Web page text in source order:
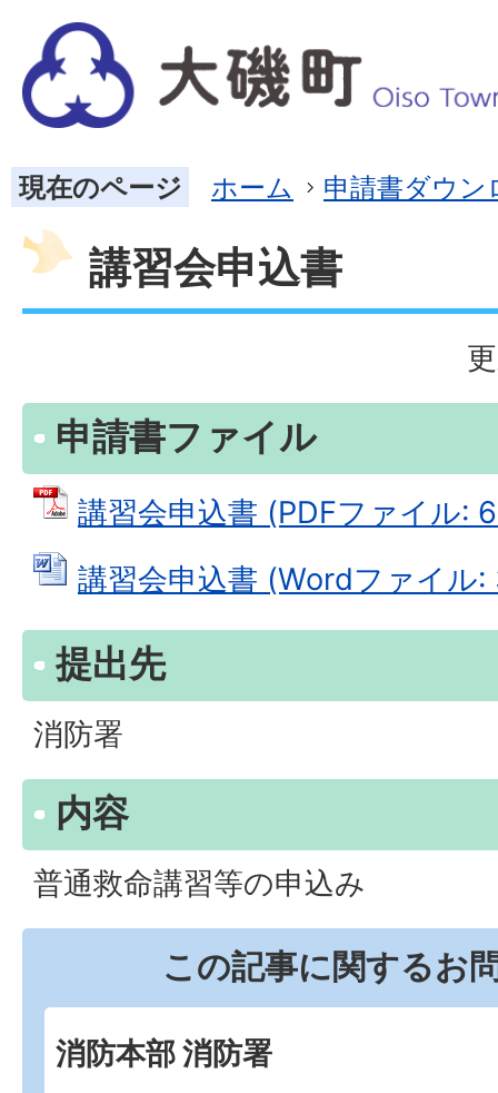
現在のページ ホーム 申請書ダウン
講習会申込書
申請書ファイル
講習会申込書 (PDFファイル:
講習会申込書 (Wordファイル:
提出先
消防署
内容
普通救命講習等の申込み
この記事に関するお
消防本部 消防署